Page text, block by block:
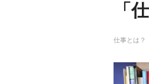
「
仕事とは？
仕事と